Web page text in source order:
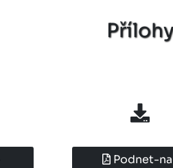
Přílohy
Podnet-